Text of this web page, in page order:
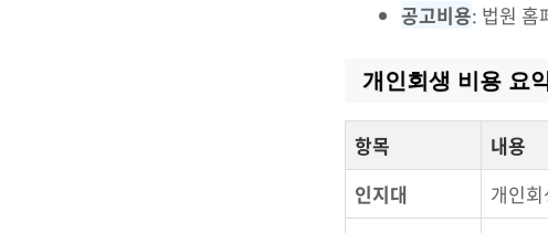
공고비용: 법원 홈
개인회생 비용 요
항목 내용
인지대
개인